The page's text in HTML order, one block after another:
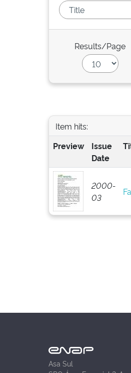
Results/Page
Item hits:
Preview
Issue
Date
2000-
03
Asa Sul